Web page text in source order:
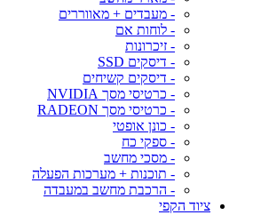
- מעבדים + מאווררים
- לוחות אם
- זיכרונות
- דיסקים SSD
- דיסקים קשיחים
- כרטיסי מסך NVIDIA
- כרטיסי מסך RADEON
- כונן אופטי
- ספקי כח
- מסכי מחשב
- תוכנות + מערכות הפעלה
- הרכבת מחשב במעבדה
ציוד הקפי